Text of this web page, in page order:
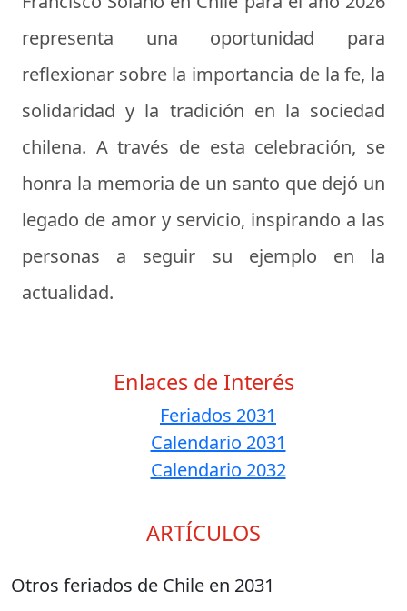
representa una oportunidad para
reflexionar sobre la importancia de la fe, la
solidaridad y la tradición en la sociedad
chilena. A través de esta celebración, se
honra la memoria de un santo que dejó un
legado de amor y servicio, inspirando a las
personas a seguir su ejemplo en la
actualidad.
Enlaces de Interés
Feriados 2031
Calendario 2031
Calendario 2032
ARTÍCULOS
Otros feriados de Chile en 2031